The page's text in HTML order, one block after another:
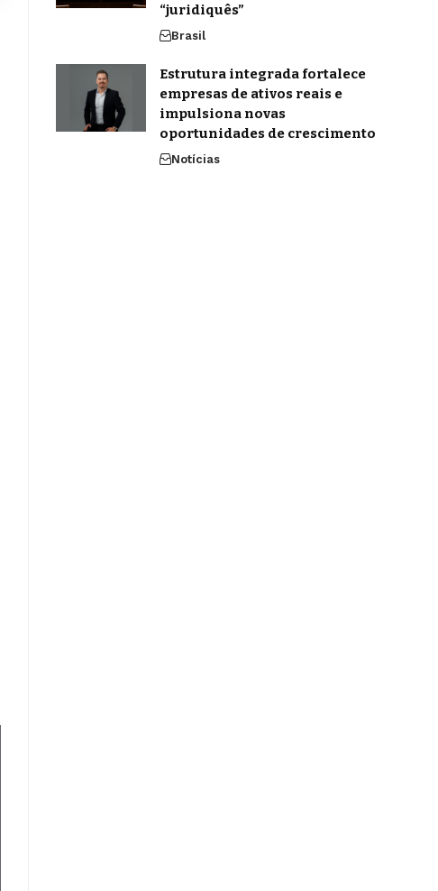
“juridiquês”
Brasil
Estrutura integrada fortalece
empresas de ativos reais e
impulsiona novas
oportunidades de crescimento
Notícias